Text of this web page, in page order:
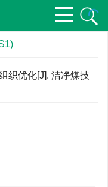
织优化[J]. 洁净煤技